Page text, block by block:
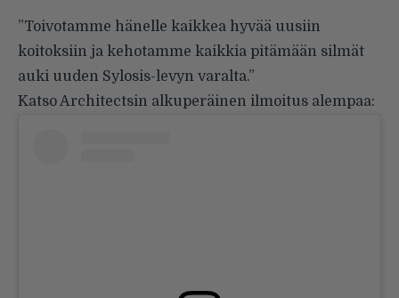
”Toivotamme hänelle kaikkea hyvää uusiin
koitoksiin ja kehotamme kaikkia pitämään silmät
auki uuden Sylosis-levyn varalta.”
Katso Architectsin alkuperäinen ilmoitus alempaa: